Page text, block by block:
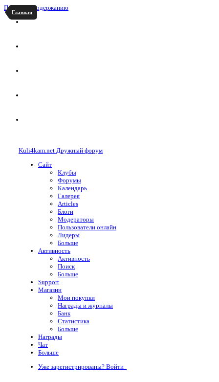
Перейти к содержанию
Главная
Kuli4kam.net Дружный форум
Сайт
Клубы
Форумы
Календарь
Галерея
Articles
Блоги
Модераторы
Пользователи онлайн
Лидеры
Больше
Активность
Активность
Поиск
Больше
Support
Магазин
Мои покупки
Награды и журналы
Банк
Статистика
Больше
Награды
Чат
Больше
Уже зарегистрированы? Войти